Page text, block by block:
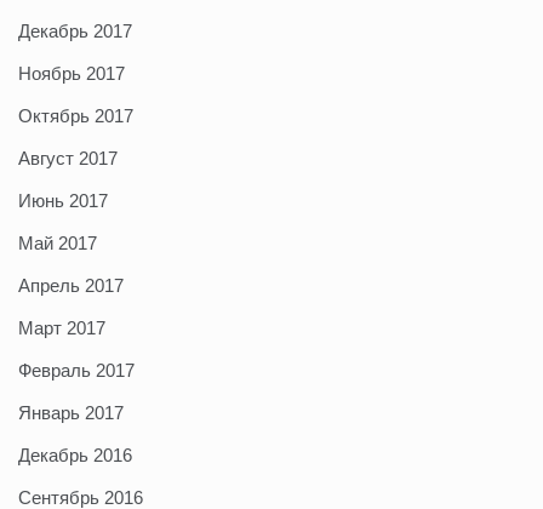
Декабрь 2017
Ноябрь 2017
Октябрь 2017
Август 2017
Июнь 2017
Май 2017
Апрель 2017
Март 2017
Февраль 2017
Январь 2017
Декабрь 2016
Сентябрь 2016